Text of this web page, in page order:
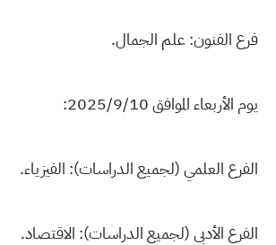
فرع الفنون: علم الجمال.
يوم الأربعاء الموافق 2025/9/10:
الفرع العلمي (لجميع الدراسات): الفيزياء.
الفرع الأدبي (لجميع الدراسات): الاقتصاد.